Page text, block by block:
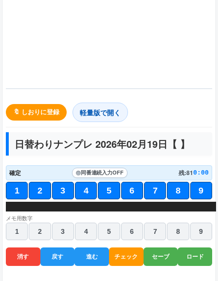
🔖 しおりに登録 軽量版で開く
日替わりナンプレ 2026年02月19日【 】
確定 同番連続入力OFF 残:810:00
1 2 3 4 5 6 7 8 9
メモ用数字
1
2 3 4 5 6 7 8 9
消す 戻す 進む チェック セーブ ロード